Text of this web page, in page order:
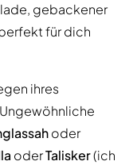
gebackener
für dich
ihres
oder
oderTalisker(ich